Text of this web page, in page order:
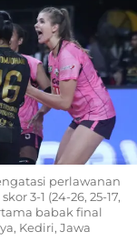
perlawanan
3-1 (24-26, 25-17,
babak final
Kediri, Jawa